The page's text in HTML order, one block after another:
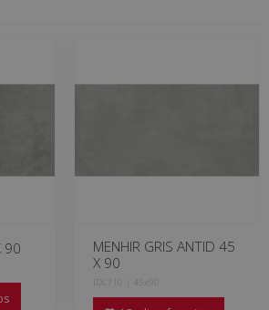
90
MENHIR GRIS ANTID 45
X 90
JDL710 | 45x90